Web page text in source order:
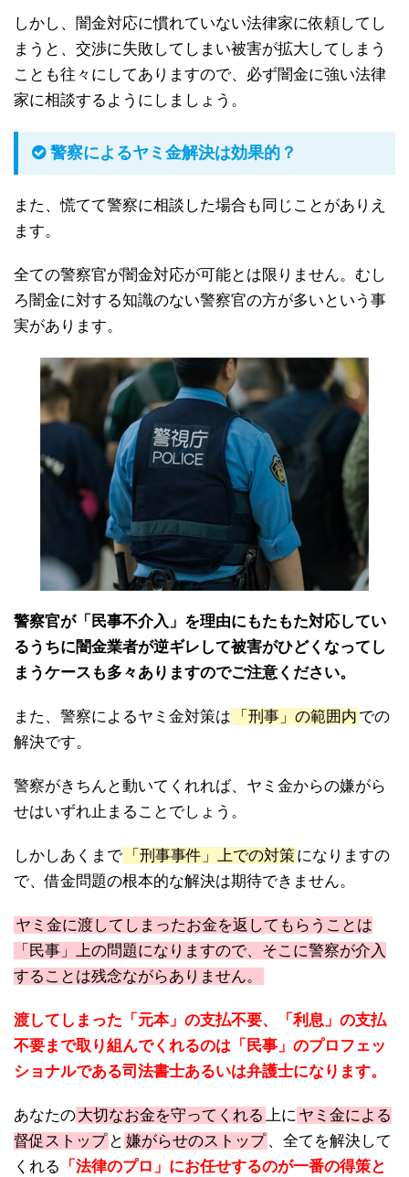
しかし、闇金対応に慣れていない法律家に依頼してし
まうと、交渉に失敗してしまい被害が拡大してしまう
ことも往々にしてありますので、必ず闇金に強い法律
家に相談するようにしましょう。
警察によるヤミ金解決は効果的？
また、慌てて警察に相談した場合も同じことがありえ
ます。
全ての警察官が闇金対応が可能とは限りません。むし
ろ闇金に対する知識のない警察官の方が多いという事
実があります。
警察官が「民事不介入」を理由にもたもた対応してい
るうちに闇金業者が逆ギレして被害がひどくなってし
まうケースも多々ありますのでご注意ください。
また、警察によるヤミ金対策は 「刑事」の範囲内 での
解決です。
警察がきちんと動いてくれれば、ヤミ金からの嫌がら
せはいずれ止まることでしょう。
しかしあくまで 「刑事事件」上での対策 になりますの
で、借金問題の根本的な解決は期待できません。
ヤミ金に渡してしまったお金を返してもらうことは
「民事」上の問題になりますので、そこに警察が介入
することは残念ながらありません。
渡してしまった「元本」の支払不要、「利息」の支払
不要まで取り組んでくれるのは「民事」のプロフェッ
ショナルである司法書士あるいは弁護士になります。
あなたの大切なお金を守ってくれる 上に ヤミ金による
督促ストップ と 嫌がらせのストップ 、全てを解決して
くれる
「法律のプロ」にお任せするのが一番の得策と